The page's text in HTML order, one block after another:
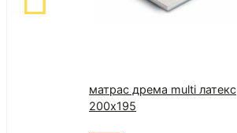
матрас дрема multi латекс
200х195